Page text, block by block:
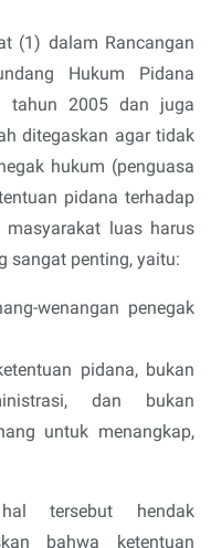
(1) dalam Rancangan
Hukum Pidana
tahun 2005 dan juga
ditegaskan agar tidak
hukum (penguasa
pidana terhadap
luas harus
sangat penting, yaitu:
wenangan penegak
pidana, bukan
dan bukan
untuk menangkap,
tersebut hendak
bahwa ketentuan